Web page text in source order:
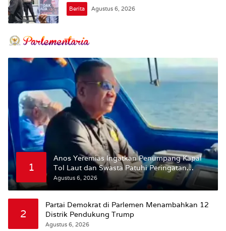
Berita Agustus 6, 2026
1
Anos Yeremias Ingatkan Penumpang Kapal
Tol Laut dan Swasta Patuhi Peringatan
BMKG
Agustus 6, 2026
2
Partai Demokrat di Parlemen Menambahkan 12
Distrik Pendukung Trump
Agustus 6, 2026